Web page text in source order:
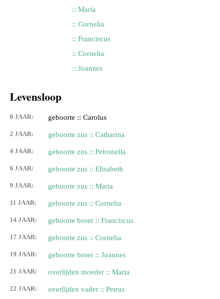
:: Maria
:: Cornelia
:: Franciscus
:: Cornelia
:: Joannes
Levensloop
0 JAAR: geboorte :: Carolus
2 JAAR: geboorte zus :: Catharina
4 JAAR: geboorte zus :: Petronella
6 JAAR: geboorte zus :: Elisabeth
9 JAAR: geboorte zus :: Maria
11 JAAR: geboorte zus :: Cornelia
14 JAAR: geboorte broer :: Franciscus
17 JAAR: geboorte zus :: Cornelia
19 JAAR: geboorte broer :: Joannes
21 JAAR: overlijden moeder :: Maria
22 JAAR: overlijden vader :: Petrus